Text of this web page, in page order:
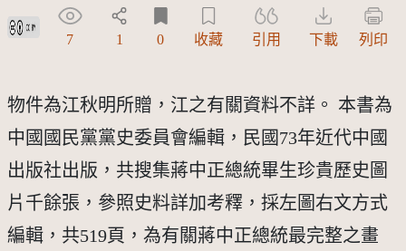
創用CC姓名標示 3.0 台灣及其後版本(CC BY 3.0 TW +)
7 1 0 收藏 引用 下載 列印
物件為江秋明所贈，江之有關資料不詳。 本書為
中國國民黨黨史委員會編輯，民國73年近代中國
出版社出版，共搜集蔣中正總統畢生珍貴歷史圖
片千餘張，參照史料詳加考釋，採左圖右文方式
編輯，共519頁，為有關蔣中正總統最完整之畫